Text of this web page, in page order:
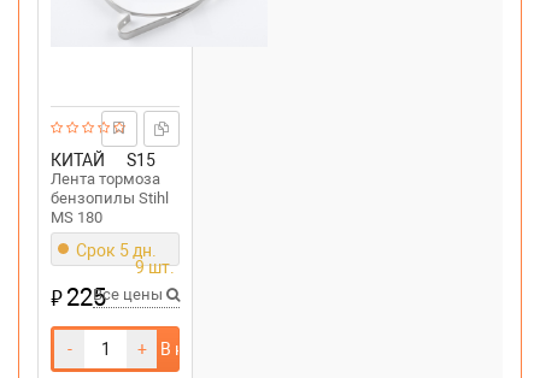
КИТАЙ S15
Лента тормоза
бензопилы Stihl
MS 180
Срок 5 дн.
9 шт.
₽225Все цены
- + В корзину